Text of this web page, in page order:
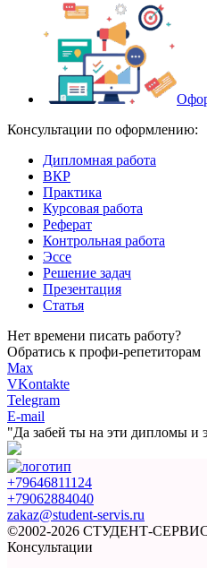
Консультации по оформлению:
Дипломная работа
ВКР
Практика
Курсовая работа
Реферат
Контрольная работа
Эссе
Решение задач
Презентация
Статья
Нет времени писать работу?
Обратись к профи-репетиторам
Max
VKontakte
Telegram
E-mail
"Да забей ты на эти дипломы и
+79646811124
+79062884040
zakaz@student-servis.ru
©2002-2026 СТУДЕНТ-
Консультации